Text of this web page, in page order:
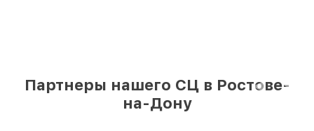
Партнеры нашего СЦ в Ростове-
на-Дону